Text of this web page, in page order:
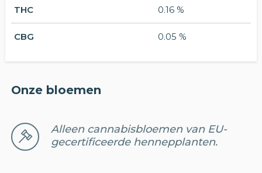
THC 0.16 %
CBG 0.05 %
Onze bloemen
Alleen cannabisbloemen van EU-
gecertificeerde hennepplanten.